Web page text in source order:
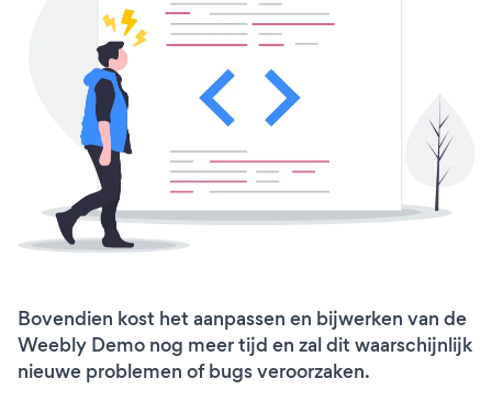
Bovendien kost het aanpassen en bijwerken van de
Weebly Demo nog meer tijd en zal dit waarschijnlijk
nieuwe problemen of bugs veroorzaken.